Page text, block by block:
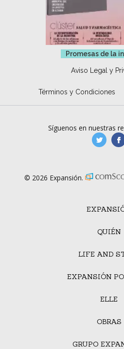
Promesas de la
Aviso Legal y
Términos y Condiciones
QUIÉN
LIFE AND
EXPANSIÓN
ELLE
OBRAS
GRUPO
Síguenos en nuestras
© 2026 Expansión.